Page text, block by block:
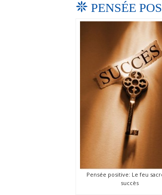
PENSÉE
Pensée positive: Le feu
succès